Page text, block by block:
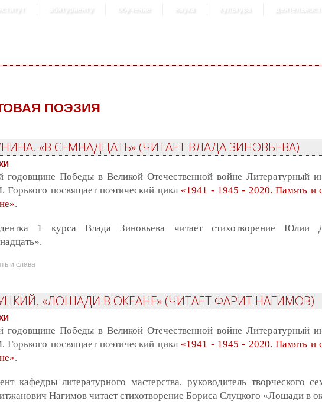
абитуриенту обучение наука культура деятельность
ПОЭЗИЯ
«В СЕМНАДЦАТЬ» (ЧИТАЕТ ВЛАДА ЗИНОВЬЕВА)
годовщине Победы в Великой Отечественной войне Литературный
Горького посвящает поэтический цикл «1941 - 1945 - 2020. Память и
.
1 курса Влада Зиновьева читает стихотворение Юлии
и слава
«ЛОШАДИ В ОКЕАНЕ» (ЧИТАЕТ ФАРИТ НАГИМОВ)
годовщине Победы в Великой Отечественной войне Литературный
Горького посвящает поэтический цикл «1941 - 1945 - 2020. Память и
.
кафедры литературного мастерства, руководитель творческого
Нагимов читает стихотворение Бориса Слуцкого «Лошади в